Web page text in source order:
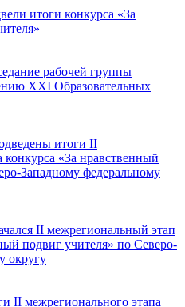
итоги конкурса «За
рабочей группы
XXI Образовательных
итоги II
конкурса «За нравственный
Западному федеральному
II межрегиональный этап
подвиг учителя» по Северо-
округу
II межрегионального этапа